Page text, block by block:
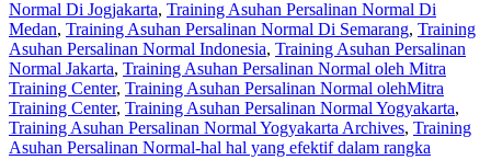
Normal Di Jogjakarta, Training Asuhan Persalinan Normal Di
Medan, Training Asuhan Persalinan Normal Di Semarang, Training
Asuhan Persalinan Normal Indonesia, Training Asuhan Persalinan
Normal Jakarta, Training Asuhan Persalinan Normal oleh Mitra
Training Center, Training Asuhan Persalinan Normal olehMitra
Training Center, Training Asuhan Persalinan Normal Yogyakarta,
Training Asuhan Persalinan Normal Yogyakarta Archives, Training
Asuhan Persalinan Normal-hal hal yang efektif dalam rangka